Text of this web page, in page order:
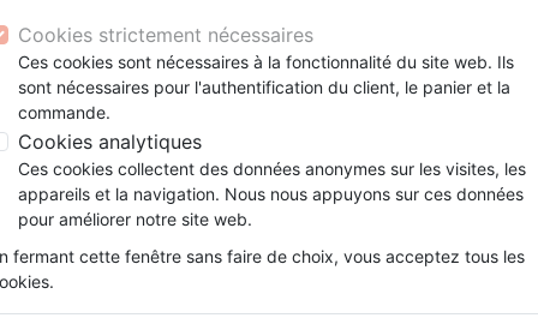
NouveautésBibles
Testaments
Segond
Darby
Livres
Famille, couple
Souffrance, Relation d'aide
Ethique, société, politique
Événements actuels
eBooks
Couple
Souffrance, Relation d'aide
Apologétique
Bibles jeunesse
Latino, Folk
Soul
Louange, Adoration
Pop, Rock
animés
conférences
Documentaires, reportages
Accessoires de Bible
Papeterie
- Cartes de versets bibliques - Boîtier en métal
Une parole pour aujourd'hui
Cartes de versets bibliques -
Description Détails du produit
Cookies strictement nécessaires
Ces cookies sont nécessaires à la fonctionnalité du site web. Ils
sont nécessaires pour l'authentification du client, le panier et la
commande.
Cookies analytiques
Ces cookies collectent des données anonymes sur les visites, les
appareils et la navigation. Nous nous appuyons sur ces données
pour améliorer notre site web.
fermant cette fenêtre sans faire de choix, vous acceptez tous les